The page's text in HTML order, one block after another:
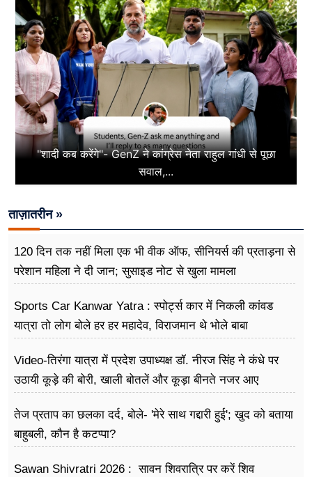
"शादी कब करेंगे"- GenZ ने कांग्रेस नेता राहुल गांधी से पूछा
सवाल,...
ताज़ातरीन »
120 दिन तक नहीं मिला एक भी वीक ऑफ, सीनियर्स की प्रताड़ना से
परेशान महिला ने दी जान; सुसाइड नोट से खुला मामला
Sports Car Kanwar Yatra : स्पोर्ट्स कार में निकली कांवड
यात्रा तो लोग बोले हर हर महादेव, विराजमान थे भोले बाबा
Video-तिरंगा यात्रा में प्रदेश उपाध्यक्ष डॉ. नीरज सिंह ने कंधे पर
उठायी कूड़े की बोरी, खाली बोतलें और कूड़ा बीनते नजर आए
तेज प्रताप का छलका दर्द, बोले- 'मेरे साथ गद्दारी हुई'; खुद को बताया
बाहुबली, कौन है कटप्पा?
Sawan Shivratri 2026 : सावन शिवरात्रि पर करें शिव